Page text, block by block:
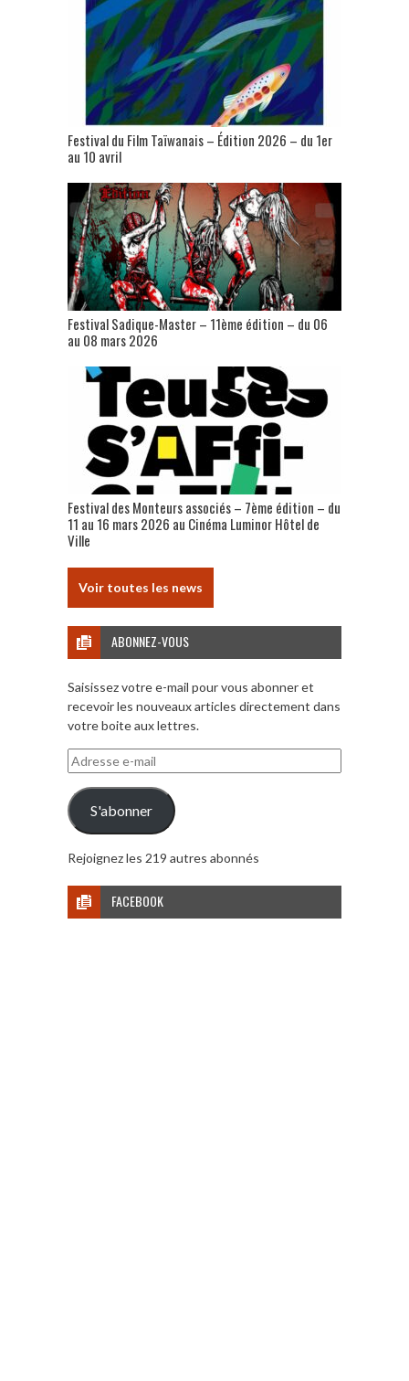
Festival du Film Taïwanais – Édition 2026 – du 1er
au 10 avril
Festival Sadique-Master – 11ème édition – du 06
au 08 mars 2026
Festival des Monteurs associés – 7ème édition – du
11 au 16 mars 2026 au Cinéma Luminor Hôtel de
Ville
Voir toutes les news
ABONNEZ-VOUS
Saisissez votre e-mail pour vous abonner et
recevoir les nouveaux articles directement dans
votre boite aux lettres.
Adresse
e-
mail
S'abonner
Rejoignez les 219 autres abonnés
FACEBOOK